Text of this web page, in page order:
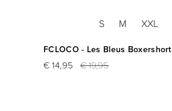
S M XXL
FCLOCO - Les Bleus Boxershort
€ 14,95 € 19,95